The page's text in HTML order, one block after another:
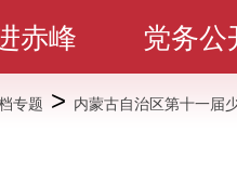
赤峰 党务公
互动 数据发
专题 > 内蒙古自治区第十一届